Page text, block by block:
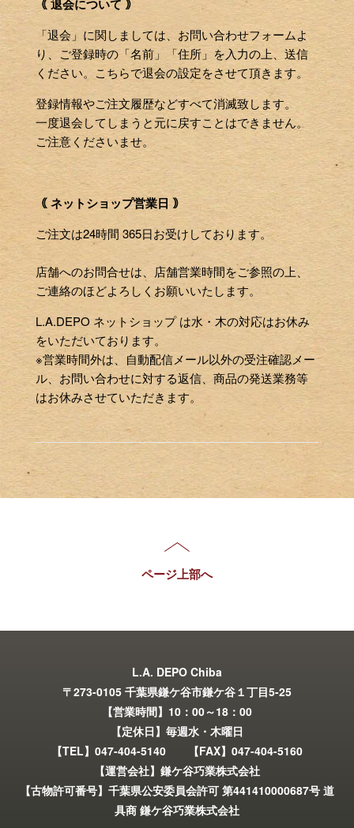
｟ 退会について ｠
「退会」に関しましては、お問い合わせフォームよ
り、ご登録時の「名前」「住所」を入力の上、送信
ください。こちらで退会の設定をさせて頂きます。
登録情報やご注文履歴などすべて消滅致します。
一度退会してしまうと元に戻すことはできません。
ご注意くださいませ。
｟ ネットショップ営業日 ｠
ご注文は24時間 365日お受けしております。
店舗へのお問合せは、店舗営業時間をご参照の上、
ご連絡のほどよろしくお願いいたします。
L.A.DEPO ネットショップ は水・木の対応はお休み
をいただいております。
※営業時間外は、自動配信メール以外の受注確認メー
ル、お問い合わせに対する返信、商品の発送業務等
はお休みさせていただきます。
ページ上部へ
L.A. DEPO Chiba
〒273-0105 千葉県鎌ケ谷市鎌ケ谷１丁目5-25
【営業時間】10：00～18：00
【定休日】毎週水・木曜日
【TEL】047-404-5140 【FAX】047-404-5160
【運営会社】鎌ケ谷巧業株式会社
【古物許可番号】千葉県公安委員会許可 第441410000687号 道
具商 鎌ケ谷巧業株式会社